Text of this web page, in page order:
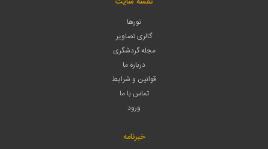
تورها
گالری تصاویر
مجله گردشگری
درباره ما
قوانین و شرایط
تماس با ما
ورود
خبرنامه